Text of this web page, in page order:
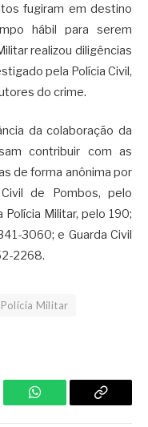
fugiram em destino
hábil para serem
realizou diligências
pela Polícia Civil,
do crime.
da colaboração da
contribuir com as
de forma anônima por
de Pombos, pelo
Militar, pelo 190;
3060; e Guarda Civil
2268.
Polícia Militar
WhatsApp Copy